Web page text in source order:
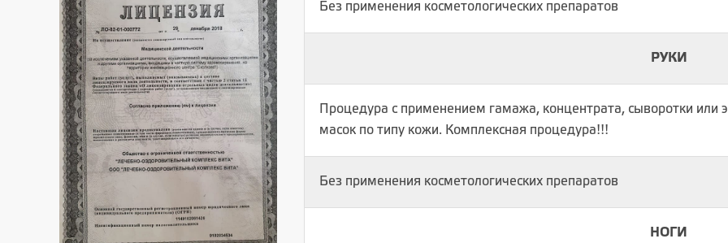
Без применения косметологических препаратов
РУКИ
Процедура с применением гамажа, концентрата, сыворотки или
масок по типу кожи. Комплексная процедура!!!
Без применения косметологических препаратов
НОГИ